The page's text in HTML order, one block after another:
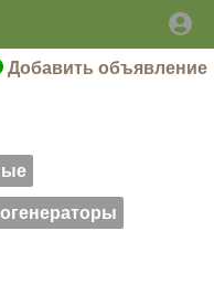
Добавить объявление